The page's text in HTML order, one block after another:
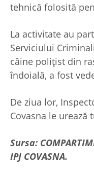
tehnică folosită
La activitate au
Serviciului
câine polițist din
îndoială, a fost
De ziua lor,
Covasna le
Sursa:
IPJ COVASNA.